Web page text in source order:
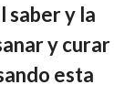
saber y la
y curar
esta